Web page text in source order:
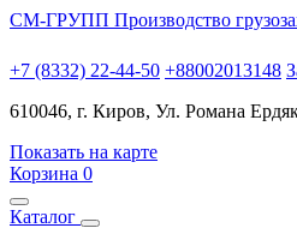
СМ-ГРУПП Производство
+7 (8332) 22-44-50 +88002013148
610046, г. Киров, Ул. Романа
Показать на карте
Корзина 0
Каталог